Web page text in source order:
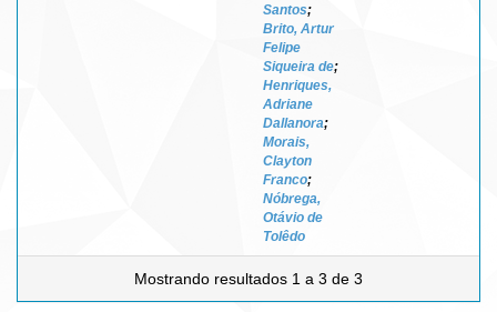
Santos;
Brito, Artur
Felipe
Siqueira de;
Henriques,
Adriane
Dallanora;
Morais,
Clayton
Franco;
Nóbrega,
Otávio de
Tolêdo
Mostrando resultados 1 a 3 de 3